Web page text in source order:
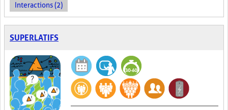
Interactions (2)
SUPERLATIFS